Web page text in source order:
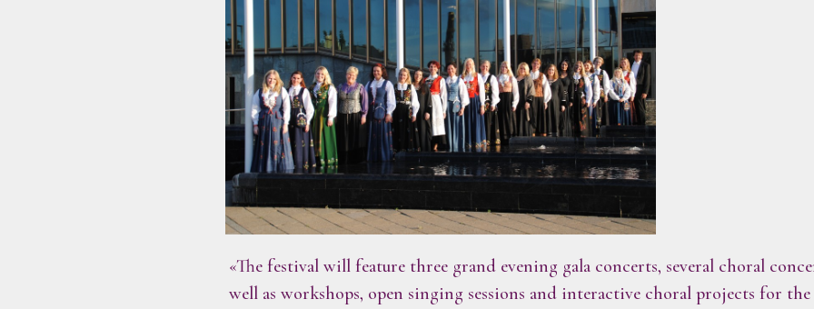
«The festival will feature three grand evening gala concerts, several choral
well as workshops, open singing sessions and interactive choral projects for